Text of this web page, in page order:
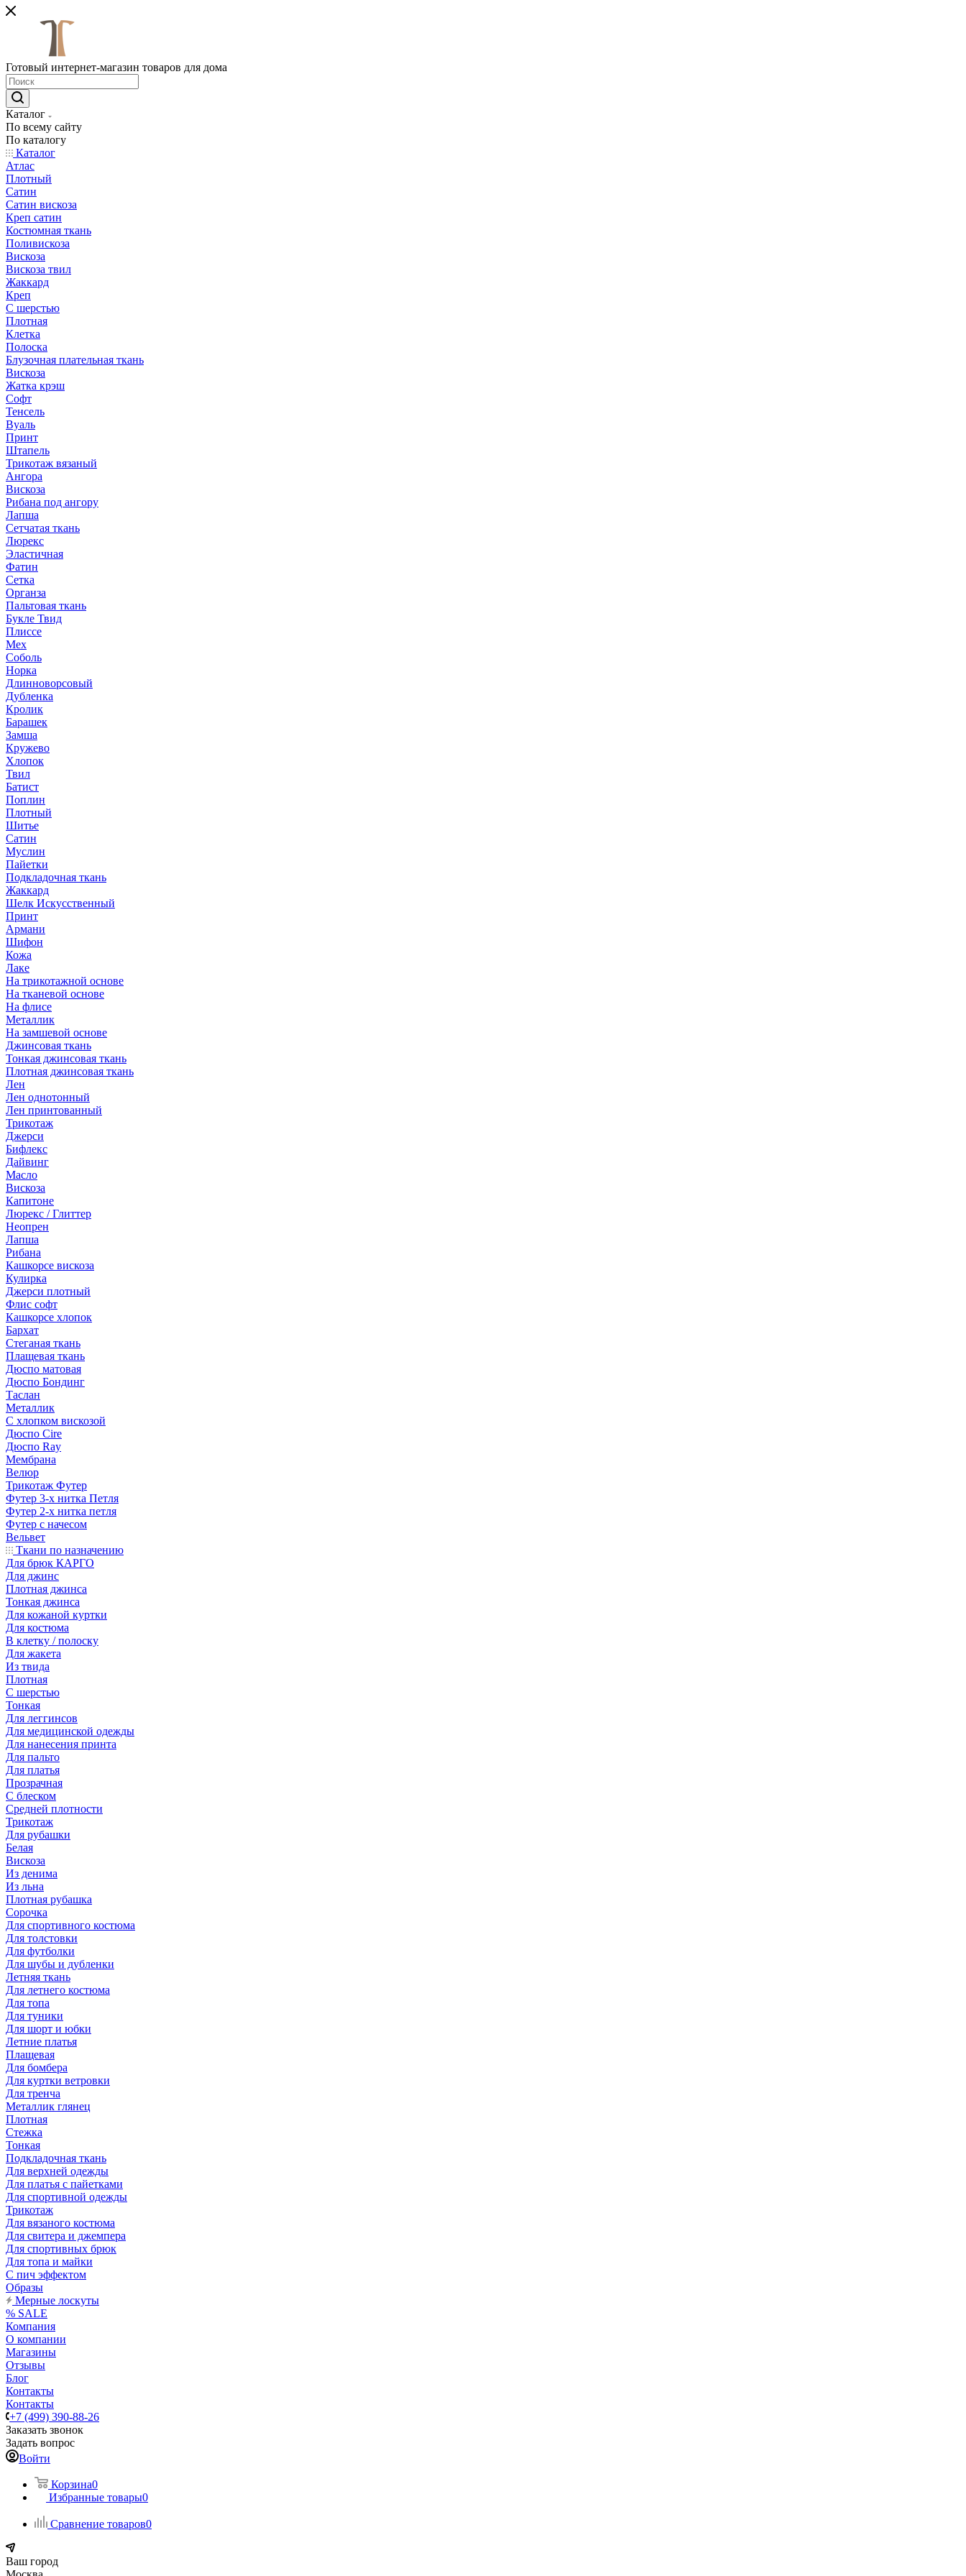
Готовый интернет-магазин товаров для дома
Каталог
По всему сайту
По каталогу
Каталог
Атлас
Плотный
Сатин
Сатин вискоза
Креп сатин
Костюмная ткань
Поливискоза
Вискоза
Вискоза твил
Жаккард
Креп
С шерстью
Плотная
Клетка
Полоска
Блузочная плательная ткань
Вискоза
Жатка крэш
Софт
Тенсель
Вуаль
Принт
Штапель
Трикотаж вязаный
Ангора
Вискоза
Рибана под ангору
Лапша
Сетчатая ткань
Люрекс
Эластичная
Фатин
Сетка
Органза
Пальтовая ткань
Букле Твид
Плиссе
Мех
Соболь
Норка
Длинноворсовый
Дубленка
Кролик
Барашек
Замша
Кружево
Хлопок
Твил
Батист
Поплин
Плотный
Шитье
Сатин
Муслин
Пайетки
Подкладочная ткань
Жаккард
Шелк Искусственный
Принт
Армани
Шифон
Кожа
Лаке
На трикотажной основе
На тканевой основе
На флисе
Металлик
На замшевой основе
Джинсовая ткань
Тонкая джинсовая ткань
Плотная джинсовая ткань
Лен
Лен однотонный
Лен принтованный
Трикотаж
Джерси
Бифлекс
Дайвинг
Масло
Вискоза
Капитоне
Люрекс / Глиттер
Неопрен
Лапша
Рибана
Кашкорсе вискоза
Кулирка
Джерси плотный
Флис софт
Кашкорсе хлопок
Бархат
Стеганая ткань
Плащевая ткань
Дюспо матовая
Дюспо Бондинг
Таслан
Металлик
С хлопком вискозой
Дюспо Cire
Дюспо Ray
Мембрана
Велюр
Трикотаж Футер
Футер 3-х нитка Петля
Футер 2-х нитка петля
Футер с начесом
Вельвет
Ткани по назначению
Для брюк КАРГО
Для джинс
Плотная джинса
Тонкая джинса
Для кожаной куртки
Для костюма
В клетку / полоску
Для жакета
Из твида
Плотная
С шерстью
Тонкая
Для леггинсов
Для медицинской одежды
Для нанесения принта
Для пальто
Для платья
Прозрачная
С блеском
Средней плотности
Трикотаж
Для рубашки
Белая
Вискоза
Из денима
Из льна
Плотная рубашка
Сорочка
Для спортивного костюма
Для толстовки
Для футболки
Для шубы и дубленки
Летняя ткань
Для летнего костюма
Для топа
Для туники
Для шорт и юбки
Летние платья
Плащевая
Для бомбера
Для куртки ветровки
Для тренча
Металлик глянец
Плотная
Стежка
Тонкая
Подкладочная ткань
Для верхней одежды
Для платья с пайетками
Для спортивной одежды
Трикотаж
Для вязаного костюма
Для свитера и джемпера
Для спортивных брюк
Для топа и майки
С пич эффектом
Образы
Мерные лоскуты
% SALE
Компания
О компании
Магазины
Отзывы
Блог
Контакты
Контакты
+7 (499) 390-88-26
Заказать звонок
Задать вопрос
Войти
Корзина0
Избранные товары0
Сравнение товаров0
Ваш город